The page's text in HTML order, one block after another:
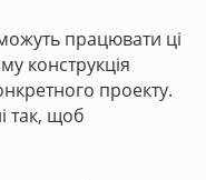
працювати ці
конструкція
проекту.
так, щоб